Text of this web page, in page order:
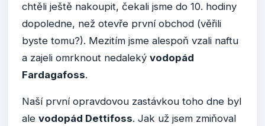
chtěli ještě nakoupit, čekali jsme do 10. hodiny
dopoledne, než otevře první obchod (věřili
byste tomu?). Mezitím jsme alespoň vzali naftu
a zajeli omrknout nedaleký vodopád
Fardagafoss.
Naší první opravdovou zastávkou toho dne byl
ale vodopád Dettifoss. Jak už jsem zmiňoval